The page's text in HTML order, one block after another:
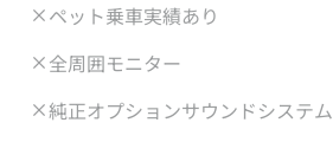
ペット乗車実績あり
全周囲モニター
純正オプションサウンドシステム